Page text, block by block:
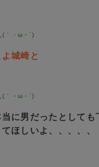
(｀・ω・´)
城崎と
(｀・ω・´)
に男だったとしても
ほしいよ、、、、、